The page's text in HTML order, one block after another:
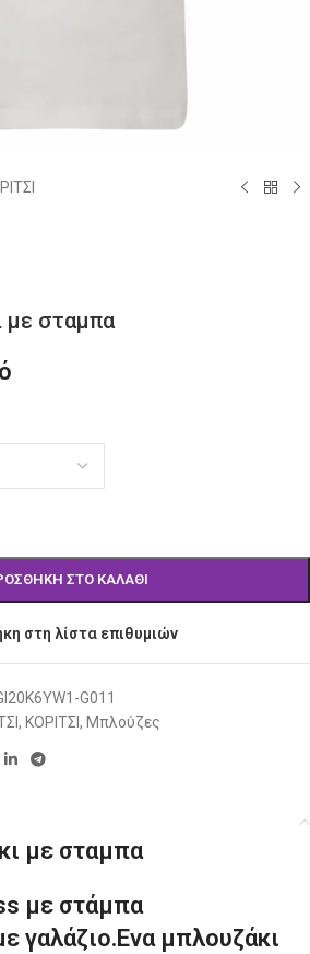
με σταμπα
ΣΤΟ ΚΑΛΆΘΙ
στη λίστα επιθυμιών
G011
, ΚΟΡΙΤΣΙ , Μπλούζες
με σταμπα
με στάμπα
γαλάζιο.Ενα μπλουζάκι